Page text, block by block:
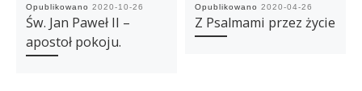
Opublikowano 2020-10-26
Św. Jan Paweł II –
apostoł pokoju.
Opublikowano 2020-04-26
Z Psalmami przez życie